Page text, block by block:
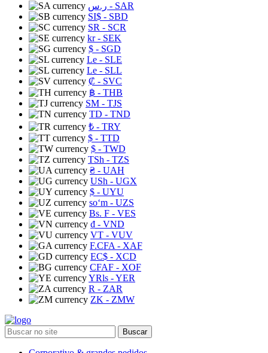
ر.س - SAR
SI$ - SBD
SR - SCR
kr- SEK
$ - SGD
Le - SLE
Le - SLL
₡ - SVC
฿ - THB
ЅМ - TJS
TD - TND
₺ - TRY
$ - TTD
$ - TWD
TSh - TZS
₴ - UAH
USh - UGX
$ - UYU
soʻm - UZS
Bs. F - VES
₫ - VND
VT - VUV
F.CFA - XAF
EC$ - XCD
CFAF - XOF
YRls - YER
R - ZAR
ZK - ZMW
Buscar